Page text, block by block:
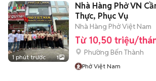
1 phút trước 1
Nhà Hàng Phở VN
Thực, Phục Vụ
Nhà Hàng Phở Việt Nam
Từ 10,50 triệu/
Phường Bến Thành
Phở Việt Nam